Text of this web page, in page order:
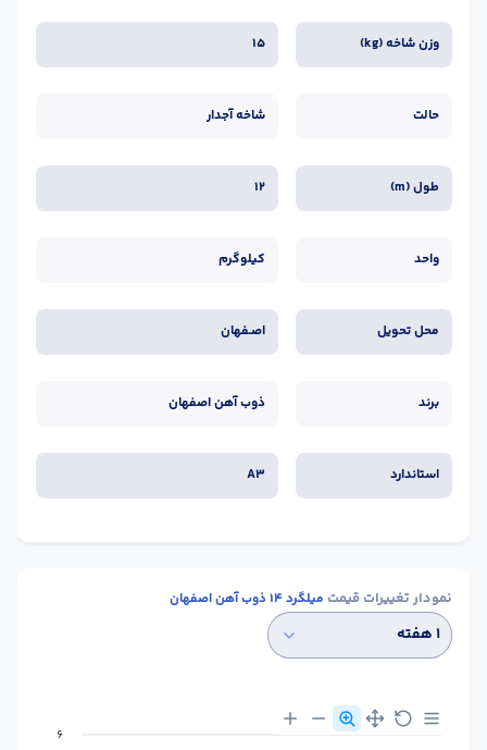
وزن شاخه (kg) 15
حالت شاخه آجدار
طول (m) 12
واحد کیلوگرم
محل تحویل اصـفهان
برند ذوب آهن اصفهان
استاندارد A3
نمودار تغییرات قیمت میلگرد 14 ذوب آهن اصفهان
۱ هفته
6